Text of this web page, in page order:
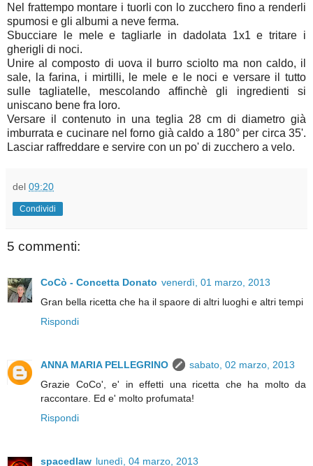
Nel frattempo montare i tuorli con lo zucchero fino a renderli
spumosi e gli albumi a neve ferma.
Sbucciare le mele e tagliarle in dadolata 1x1 e tritare i
gherigli di noci.
Unire al composto di uova il burro sciolto ma non caldo, il
sale, la farina, i mirtilli, le mele e le noci e versare il tutto
sulle tagliatelle, mescolando affinchè gli ingredienti si
uniscano bene fra loro.
Versare il contenuto in una teglia 28 cm di diametro già
imburrata e cucinare nel forno già caldo a 180° per circa 35'.
Lasciar raffreddare e servire con un po' di zucchero a velo.
del 09:20
Condividi
5 commenti:
CoCò - Concetta Donato venerdì, 01 marzo, 2013
Gran bella ricetta che ha il spaore di altri luoghi e altri tempi
Rispondi
ANNA MARIA PELLEGRINO
sabato, 02 marzo, 2013
Grazie CoCo', e' in effetti una ricetta che ha molto da
raccontare. Ed e' molto profumata!
Rispondi
spacedlaw lunedì, 04 marzo, 2013